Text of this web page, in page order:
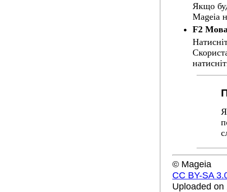
Якщо
Mageia
F2
© Mageia
CC BY-SA
Uploaded